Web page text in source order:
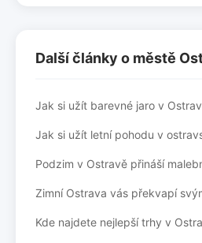
Další články o městě
Jak si užít barevné jaro v
Jak si užít letní pohodu v
Podzim v Ostravě přináší
Zimní Ostrava vás překvapí
Kde najdete nejlepší trhy v